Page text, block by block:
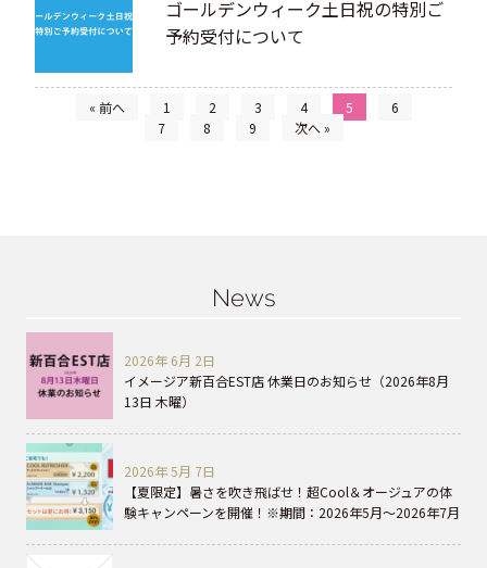
ゴールデンウィーク土日祝の特別ご
予約受付について
« 前へ 1 2 3 4 5
6
7
8 9 次へ »
News
2026年 6月 2日
イメージア新百合EST店 休業日のお知らせ（2026年8月
13日 木曜）
2026年 5月 7日
【夏限定】暑さを吹き飛ばせ！超Cool＆オージュアの体
験キャンペーンを開催！※期間：2026年5月～2026年7月